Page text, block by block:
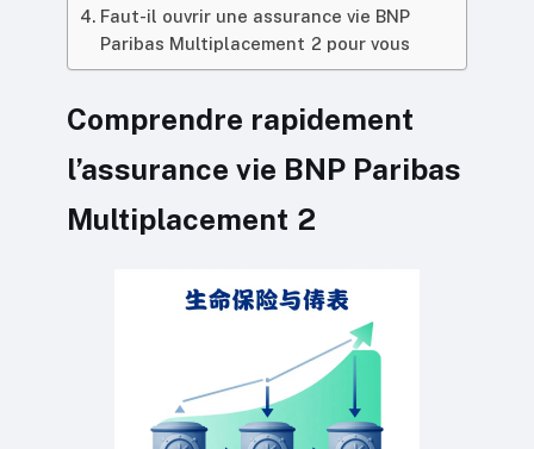
Faut-il ouvrir une assurance vie BNP
Paribas Multiplacement 2 pour vous
Comprendre rapidement
l’assurance vie BNP Paribas
Multiplacement 2